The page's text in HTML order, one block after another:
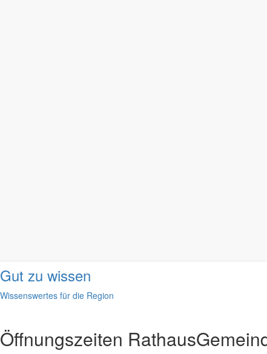
Früher musste man wegen jeder Angelegenheit “uff de
Gut zu wissen
Wissenswertes für die Region
Öffnungszeiten Rathaus